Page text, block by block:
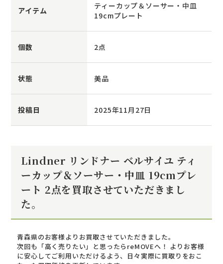
アイテム
ティーカップ＆ソーサー・中皿
19cmプレート
個数 2点
状態 美品
投稿日 2025年11月27日
Lindner リンドナー ベルサイユ ティ
ーカップ＆ソーサー・中皿 19cmプレ
ート 2点を買取させていただきまし
た。
青森県のお客様よりお買取させていただきました。
次回も「高く売りたい」と思ったらreMOVEへ！ よりお客様
に安心してご利用いただけるよう、日々実際に買取りをおこ